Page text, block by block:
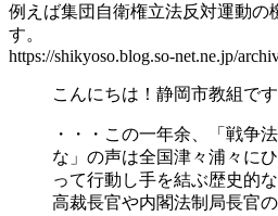
例えば集団自衛権立法反対運動の
す。
https://shikyoso.blog.so-net.ne.jp/
こんにちは！静岡市教組です
・・・この一年余、「戦争
な」の声は全国津々浦々に
って行動し手を結ぶ歴史的
高裁長官や内閣法制局長官